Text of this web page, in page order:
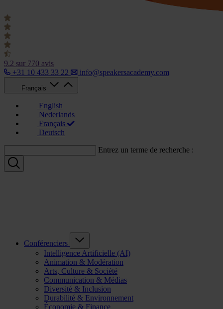
9.2 sur 770 avis
+31 10 433 33 22
info@speakersacademy.com
Français
English
Nederlands
Français
Deutsch
Entrez un terme de recherche :
Conférenciers
Intelligence Artificielle (AI)
Animation & Modération
Arts, Culture & Société
Communication & Médias
Diversité & Inclusion
Durabilité & Environnement
Économie & Finance